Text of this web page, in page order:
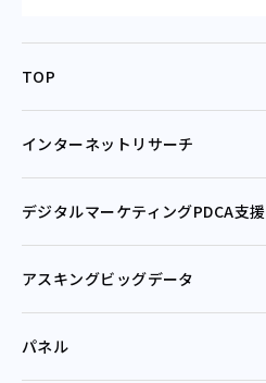
TOP
インターネットリサーチ
デジタルマーケティングPDCA支援
アスキングビッグデータ
パネル